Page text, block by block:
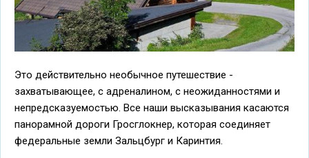
Это действительно необычное путешествие -
захватывающее, с адреналином, с неожиданностями и
непредсказуемостью. Все наши высказывания касаются
панорамной дороги Гросглокнер, которая соединяет
федеральные земли Зальцбург и Каринтия.